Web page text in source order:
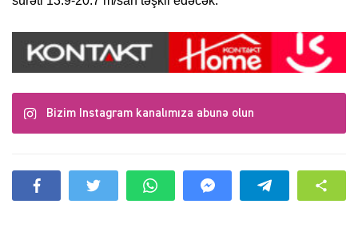
Bizim Instagram kanalımıza abunə olun